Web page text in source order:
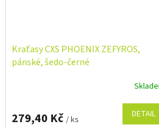
Kraťasy CXS PHOENIX ZEFYROS,
pánské, šedo-černé
je
279,40 Kč / ks DETAIL